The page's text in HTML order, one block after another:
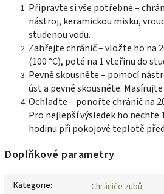
Připravte si vše potřebné –
nástroj, keramickou misku,
studenou vodu.
Zahřejte chránič – vložte ho na
(100 °C), poté na 1 vteřinu do
Pevně skousněte – pomocí
úst a pevně skousněte.
Ochlaďte – ponořte chránič na
Pro nejlepší výsledek ho nechte
hodinu při pokojové teplotě
Doplňkové parametry
Kategorie:
Chrániče zubů